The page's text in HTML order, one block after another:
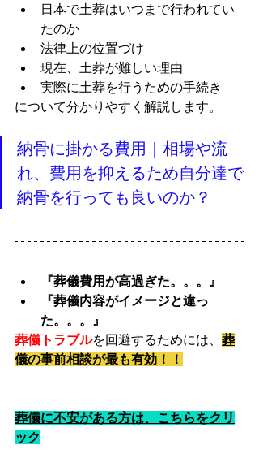
日本で土葬はいつまで行われてい
たのか
法律上の位置づけ
現在、土葬が難しい理由
実際に土葬を行うための手続き
について分かりやすく解説します。
納骨に掛かる費用｜相場や流
れ、費用を抑えるため自分達で
納骨を行っても良いのか？
『葬儀費用が高過ぎた。。。』
『葬儀内容がイメージと違っ
た。。。』
葬儀トラブルを回避するためには、 葬
儀の事前相談が最も有効！！
葬儀に不安がある方は、こちらをクリ
ック